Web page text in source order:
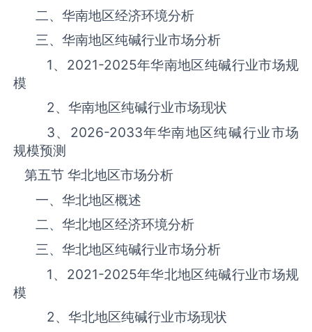
二、华南地区经济环境分析
三、华南地区纯碱‌‌‌行业市场分析
1、 2021-2025年华南地区纯碱‌‌‌行业市场规
模
2、华南地区纯碱‌‌‌行业市场现状
3、 2026-2033年华南地区纯碱‌‌‌行业市场
规模预测
第五节 华北地区市场分析
一、华北地区概述
二、华北地区经济环境分析
三、华北地区纯碱‌‌‌行业市场分析
1、 2021-2025年华北地区纯碱‌‌‌行业市场规
模
2、华北地区纯碱‌‌‌行业市场现状